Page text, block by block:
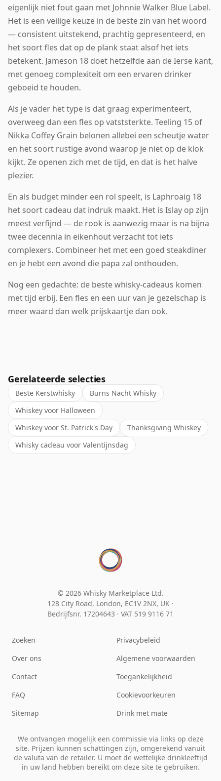
eigenlijk niet fout gaan met Johnnie Walker Blue Label.
Het is een veilige keuze in de beste zin van het woord
— consistent uitstekend, prachtig gepresenteerd, en
het soort fles dat op de plank staat alsof het iets
betekent. Jameson 18 doet hetzelfde aan de Ierse kant,
met genoeg complexiteit om een ervaren drinker
geboeid te houden.
Als je vader het type is dat graag experimenteert,
overweeg dan een fles op vatststerkte. Teeling 15 of
Nikka Coffey Grain belonen allebei een scheutje water
en het soort rustige avond waarop je niet op de klok
kijkt. Ze openen zich met de tijd, en dat is het halve
plezier.
En als budget minder een rol speelt, is Laphroaig 18
het soort cadeau dat indruk maakt. Het is Islay op zijn
meest verfijnd — de rook is aanwezig maar is na bijna
twee decennia in eikenhout verzacht tot iets
complexers. Combineer het met een goed steakdiner
en je hebt een avond die papa zal onthouden.
Nog een gedachte: de beste whisky-cadeaus komen
met tijd erbij. Een fles en een uur van je gezelschap is
meer waard dan welk prijskaartje dan ook.
Gerelateerde selecties
Beste Kerstwhisky
Burns Nacht Whisky
Whiskey voor Halloween
Whiskey voor St. Patrick's Day
Thanksgiving Whiskey
Whisky cadeau voor Valentijnsdag
© 2026 Whisky Marketplace Ltd.
128 City Road, London, EC1V 2NX, UK ·
Bedrijfsnr. 17204643 · VAT 519 9116 71
Zoeken
Over ons
Contact
FAQ
Sitemap
Privacybeleid
Algemene voorwaarden
Toegankelijkheid
Cookievoorkeuren
Drink met mate
We ontvangen mogelijk een commissie via links op deze
site. Prijzen kunnen schattingen zijn, omgerekend vanuit
de valuta van de retailer. U moet de wettelijke drinkleeftijd
in uw land hebben bereikt om deze site te gebruiken.